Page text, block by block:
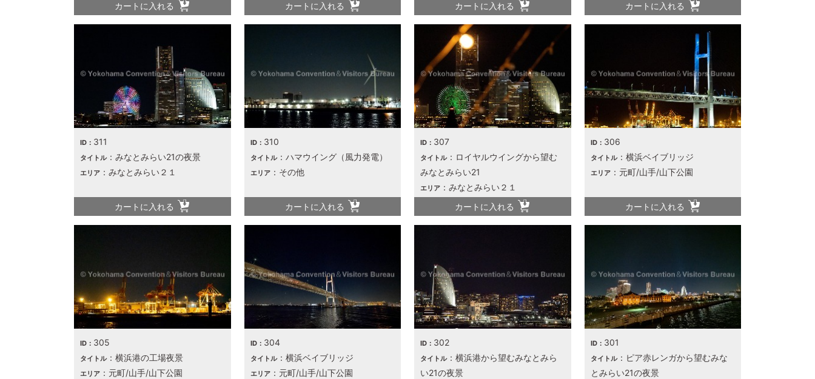
カートに入れる
カートに入れる
カートに入れる
カートに入れる
ID： 311
タイトル：みなとみらい21の夜景
エリア ：みなとみらい２１
カートに入れる
ID： 310
タイトル：ハマウイング（風力発電）
エリア：その他
カートに入れる
ID： 307
タイトル：ロイヤルウイングから望む
みなとみらい21
エリア ：みなとみらい２１
カートに入れる
ID： 306
タイトル：横浜ベイブリッジ
エリア：元町/山手/山下公園
カートに入れる
ID： 305
タイトル：横浜港の工場夜景
エリア ：元町/山手/山下公園
ID： 304
タイトル：横浜ベイブリッジ
エリア：元町/山手/山下公園
ID： 302
タイトル：横浜港から望むみなとみら
い21の夜景
ID： 301
タイトル：ピア赤レンガから望むみな
とみらい21の夜景